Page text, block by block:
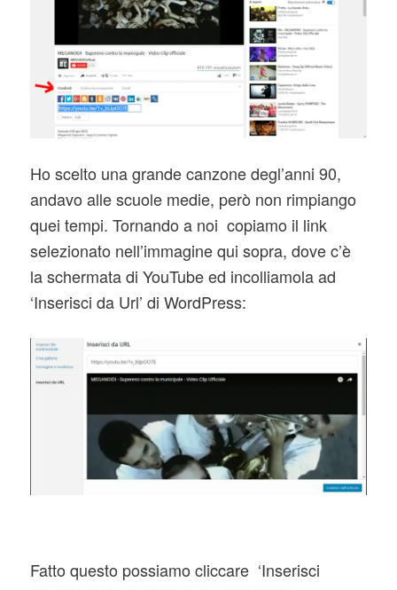
Ho scelto una grande canzone degl’anni 90,
andavo alle scuole medie, però non rimpiango
quei tempi. Tornando a noi copiamo il link
selezionato nell’immagine qui sopra, dove c’è
la schermata di YouTube ed incolliamola ad
‘Inserisci da Url’ di WordPress:
Fatto questo possiamo cliccare ‘Inserisci